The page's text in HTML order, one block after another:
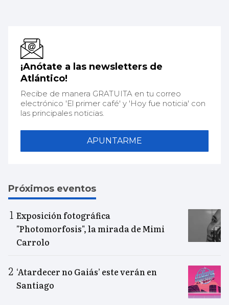
¡Anótate a las newsletters de
Atlántico!
Recibe de manera GRATUITA en tu correo
electrónico 'El primer café' y 'Hoy fue noticia' con
las principales noticias.
APUNTARME
Próximos eventos
Exposición fotográfica
"Photomorfosis", la mirada de Mimi
Carrolo
‘Atardecer no Gaiás’ este verán en
Santiago